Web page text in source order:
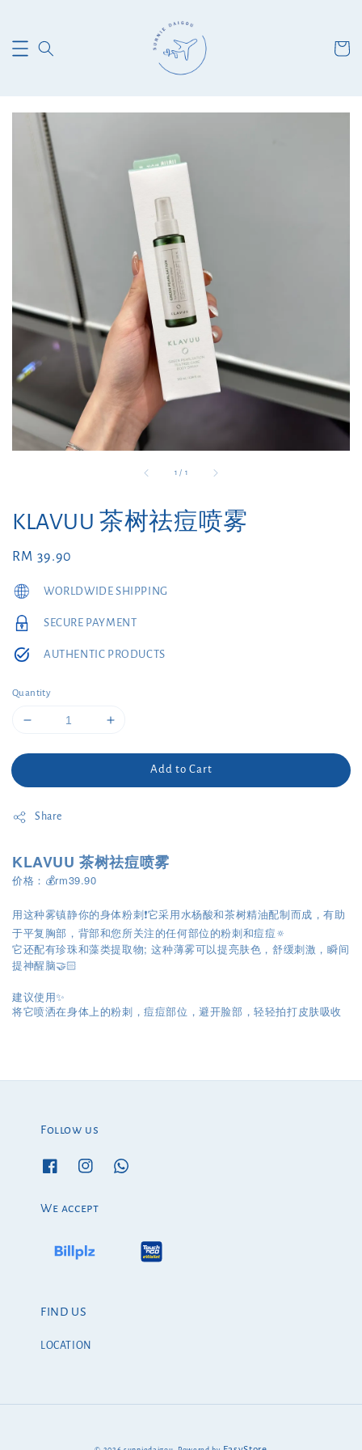
1 / 1
KLAVUU 茶树祛痘喷雾
Regular
RM 39.90
WORLDWIDE SHIPPING
SECURE PAYMENT
AUTHENTIC PRODUCTS
Quantity
Add to Cart
Share
KLAVUU 茶树祛痘喷雾
价格：💰rm39.90
用这种雾镇静你的身体粉刺❗️它采用水杨酸和茶树精油配制而成，有助
于平复胸部，背部和您所关注的任何部位的粉刺和痘痘🔅
它还配有珍珠和藻类提取物; 这种薄雾可以提亮肤色，舒缓刺激，瞬间
提神醒脑🤝🏻
建议使用✨
将它喷洒在身体上的粉刺，痘痘部位，避开脸部，轻轻拍打皮肤吸收
Follow us
We accept
FIND US
LOCATION